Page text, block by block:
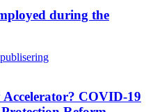
during the
COVID-19